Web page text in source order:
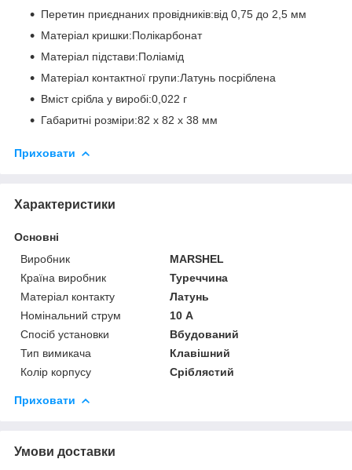
Перетин приєднаних провідників:від 0,75 до 2,5 мм
Матеріал кришки:Полікарбонат
Матеріал підстави:Поліамід
Матеріал контактної групи:Латунь посріблена
Вміст срібла у виробі:0,022 г
Габаритні розміри:82 х 82 х 38 мм
Приховати
Характеристики
Основні
Виробник
MARSHEL
Країна виробник
Туреччина
Матеріал контакту
Латунь
Номінальний струм
10 А
Спосіб установки
Вбудований
Тип вимикача
Клавішний
Колір корпусу
Сріблястий
Приховати
Умови доставки